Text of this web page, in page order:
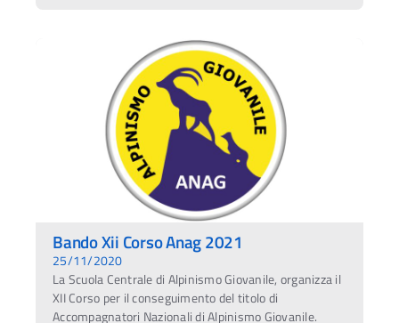
Bando Xii Corso Anag 2021
25/11/2020
La Scuola Centrale di Alpinismo Giovanile, organizza il
XII Corso per il conseguimento del titolo di
Accompagnatori Nazionali di Alpinismo Giovanile.